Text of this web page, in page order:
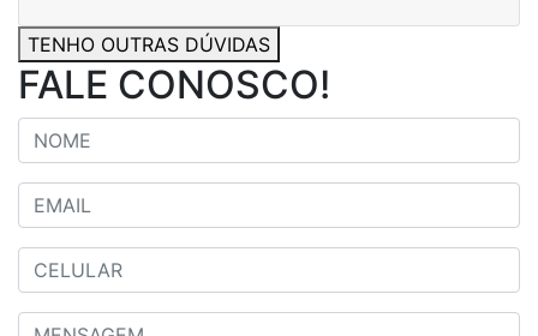
TENHO OUTRAS DÚVIDAS
FALE CONOSCO!